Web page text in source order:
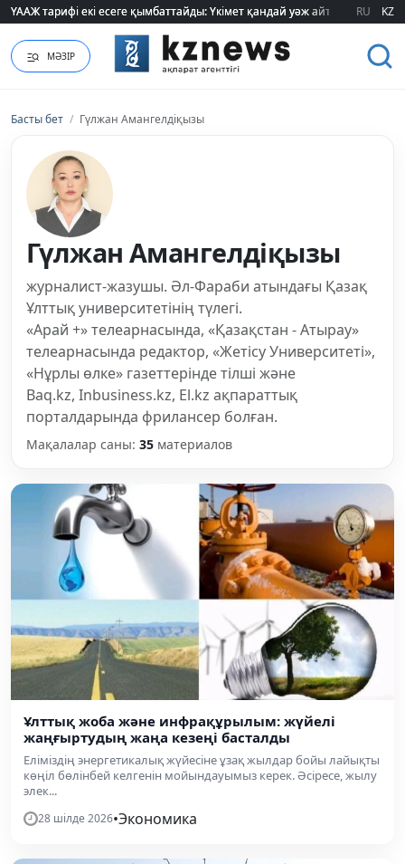
"320 мың теңге таппасаң... кедейсің": әлеуметтің табысы туралы түсінігі
"320 мың теңге таппасаң... кедейсің": әлеуметтің табысы туралы түсінігі
RU KZ
МӘЗІР
Басты бет / Гүлжан Амангелдіқызы
Гүлжан Амангелдіқызы
журналист-жазушы. Әл-Фараби атындағы Қазақ
Ұлттық университетінің түлегі.
«Арай +» телеарнасында, «Қазақстан - Атырау»
телеарнасында редактор, «Жетісу Университеті»,
«Нұрлы өлке» газеттерінде тілші және
Baq.kz, Inbusiness.kz, El.kz ақпараттық
порталдарында фрилансер болған.
Мақалалар саны: 35 материалов
Ұлттық жоба және инфрақұрылым: жүйелі
жаңғыртудың жаңа кезеңі басталды
Еліміздің энергетикалық жүйесіне ұзақ жылдар бойы лайықты
көңіл бөлінбей келгенін мойындауымыз керек. Әсіресе, жылу
элек...
28 шілде 2026•Экономика